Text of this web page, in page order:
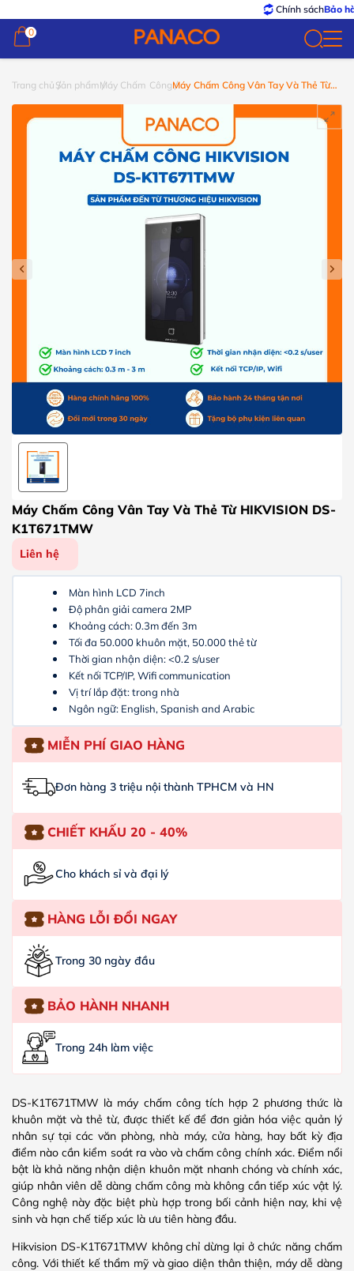
Chính sáchBảo hành –
0
0
Trang chủ Sản phẩmMáy Chấm CôngMáy Chấm Công Vân Tay Và Thẻ Từ
Máy Chấm Công Vân Tay Và Thẻ Từ HIKVISION DS-
K1T671TMW
Liên hệ
Màn hình LCD 7inch
Độ phân giải camera 2MP
Khoảng cách: 0.3m đến 3m
Tối đa 50.000 khuôn mặt, 50.000 thẻ từ
Thời gian nhận diện: <0.2 s/user
Kết nối TCP/IP, Wifi communication
Vị trí lắp đặt: trong nhà
Ngôn ngữ: English, Spanish and Arabic
MIỄN PHÍ GIAO HÀNG
Đơn hàng 3 triệu nội thành TPHCM và HN
CHIẾT KHẤU 20 - 40%
Cho khách sỉ và đại lý
HÀNG LỖI ĐỔI NGAY
Trong 30 ngày đầu
BẢO HÀNH NHANH
Trong 24h làm việc
DS-K1T671TMW là máy chấm công tích hợp 2 phương thức là
khuôn mặt và thẻ từ, được thiết kế để đơn giản hóa việc quản lý
nhân sự tại các văn phòng, nhà máy, cửa hàng, hay bất kỳ địa
điểm nào cần kiểm soát ra vào và chấm công chính xác. Điểm nổi
bật là khả năng nhận diện khuôn mặt nhanh chóng và chính xác,
giúp nhân viên dễ dàng chấm công mà không cần tiếp xúc vật lý.
Công nghệ này đặc biệt phù hợp trong bối cảnh hiện nay, khi vệ
sinh và hạn chế tiếp xúc là ưu tiên hàng đầu.
Hikvision DS-K1T671TMW không chỉ dừng lại ở chức năng chấm
công. Với thiết kế thẩm mỹ và giao diện thân thiện, máy dễ dàng